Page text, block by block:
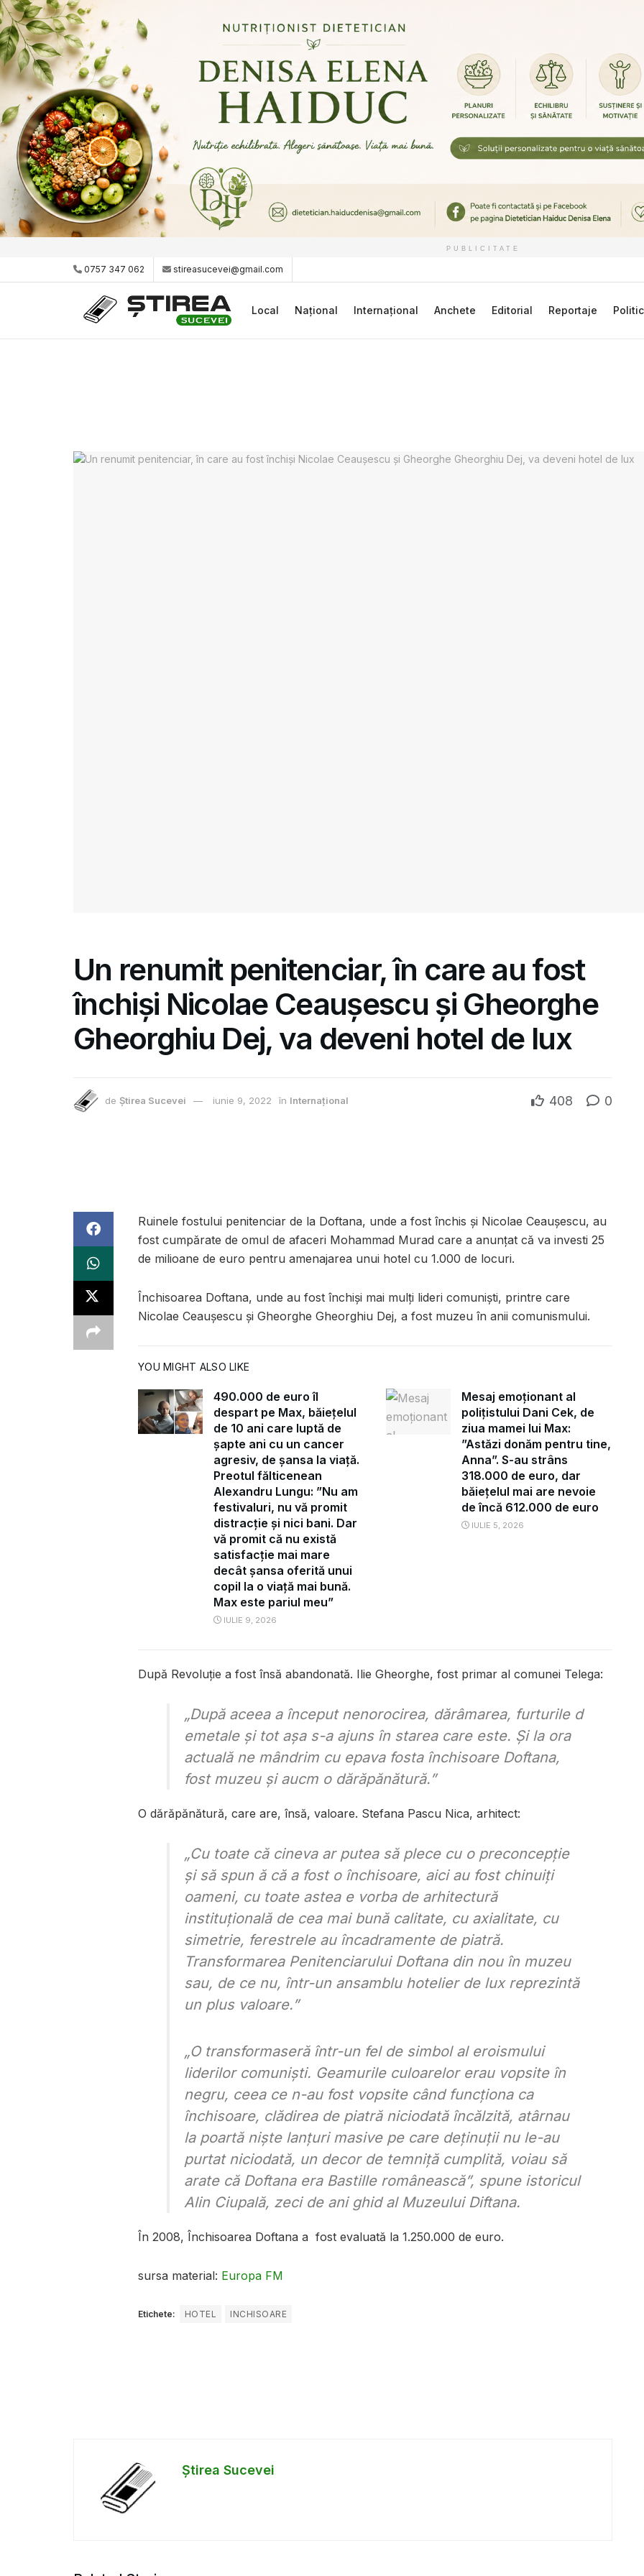
PUBLICITATE
0757 347 062 stireasucevei@gmail.com
Local Național Internațional Anchete Editorial Reportaje
Un renumit penitenciar, în care au fost
închiși Nicolae Ceaușescu și Gheorghe
Gheorghiu Dej, va deveni hotel de lux
de Știrea Sucevei iunie 9, 2022 în Internațional 408 0
Ruinele fostului penitenciar de la Doftana, unde a fost închis și Nicolae Ceaușescu, au
fost cumpărate de omul de afaceri Mohammad Murad care a anunţat că va investi 25
de milioane de euro pentru amenajarea unui hotel cu 1.000 de locuri.
Închisoarea Doftana, unde au fost închiși mai mulți lideri comuniști, printre care
Nicolae Ceaușescu și Gheorghe Gheorghiu Dej, a fost muzeu în anii comunismului.
YOU MIGHT ALSO LIKE
490.000 de euro îl
despart pe Max, băiețelul
de 10 ani care luptă de
șapte ani cu un cancer
agresiv, de șansa la viață.
Preotul fălticenean
Alexandru Lungu: ”Nu am
festivaluri, nu vă promit
distracție și nici bani. Dar
vă promit că nu există
satisfacție mai mare
decât șansa oferită unui
copil la o viață mai bună.
Max este pariul meu”
IULIE 9, 2026
Mesaj emoționant al
polițistului Dani Cek, de
ziua mamei lui Max:
”Astăzi donăm pentru tine,
Anna”. S-au strâns
318.000 de euro, dar
băiețelul mai are nevoie
de încă 612.000 de euro
IULIE 5, 2026
După Revoluție a fost însă abandonată. Ilie Gheorghe, fost primar al comunei Telega:
„După aceea a început nenorocirea, dărâmarea, furturile d
emetale și tot așa s-a ajuns în starea care este. Și la ora
actuală ne mândrim cu epava fosta închisoare Doftana,
fost muzeu și aucm o dărăpănătură.”
O dărăpănătură, care are, însă, valoare. Stefana Pascu Nica, arhitect:
„Cu toate că cineva ar putea să plece cu o preconcepție
și să spun ă că a fost o închisoare, aici au fost chinuiți
oameni, cu toate astea e vorba de arhitectură
instituțională de cea mai bună calitate, cu axialitate, cu
simetrie, ferestrele au încadramente de piatră.
Transformarea Penitenciarului Doftana din nou în muzeu
sau, de ce nu, într-un ansamblu hotelier de lux reprezintă
un plus valoare.”
„O transformaseră într-un fel de simbol al eroismului
liderilor comuniști. Geamurile culoarelor erau vopsite în
negru, ceea ce n-au fost vopsite când funcționa ca
închisoare, clădirea de piatră niciodată încălzită, atârnau
la poartă niște lanțuri masive pe care deținuții nu le-au
purtat niciodată, un decor de temniță cumplită, voiau să
arate că Doftana era Bastille românească”, spune istoricul
Alin Ciupală, zeci de ani ghid al Muzeului Diftana.
În 2008, Închisoarea Doftana a fost evaluată la 1.250.000 de euro.
sursa material: Europa FM
Etichete: HOTEL INCHISOARE
Știrea Sucevei